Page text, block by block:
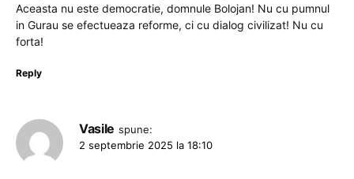
Aceasta nu este democratie, domnule Bolojan! Nu cu pumnul
in Gurau se efectueaza reforme, ci cu dialog civilizat! Nu cu
forta!
Reply
Vasile spune:
2 septembrie 2025 la 18:10